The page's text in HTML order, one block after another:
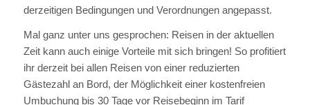
derzeitigen Bedingungen und Verordnungen angepasst.
Mal ganz unter uns gesprochen: Reisen in der aktuellen
Zeit kann auch einige Vorteile mit sich bringen! So profitiert
ihr derzeit bei allen Reisen von einer reduzierten
Gästezahl an Bord, der Möglichkeit einer kostenfreien
Umbuchung bis 30 Tage vor Reisebeginn im Tarif